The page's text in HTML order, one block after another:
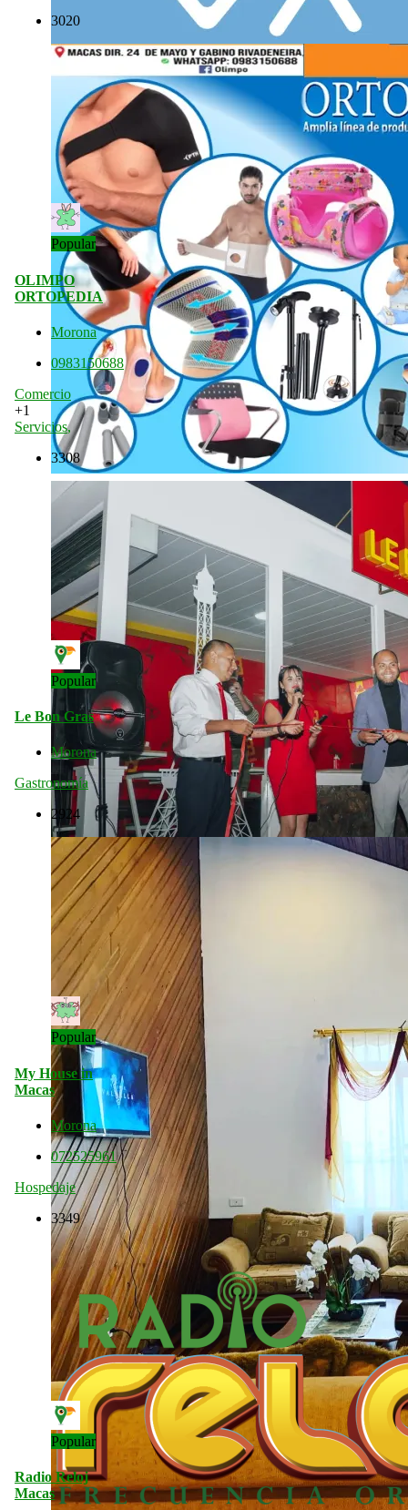
3020
Popular
OLIMPO
ORTOPEDIA
Morona
0983150688
Comercio
+1
Servicios,
3308
Popular
Le Bon Gras
Morona
Gastronomía
2924
Popular
My House in
Macas
Morona
072525961
Hospedaje
3349
Popular
Radio Reloj
Macas